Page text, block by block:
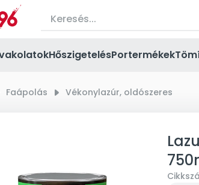
HőszigetelésPortermékek
Faápolás right_small Vékonylazúr, oldószeres